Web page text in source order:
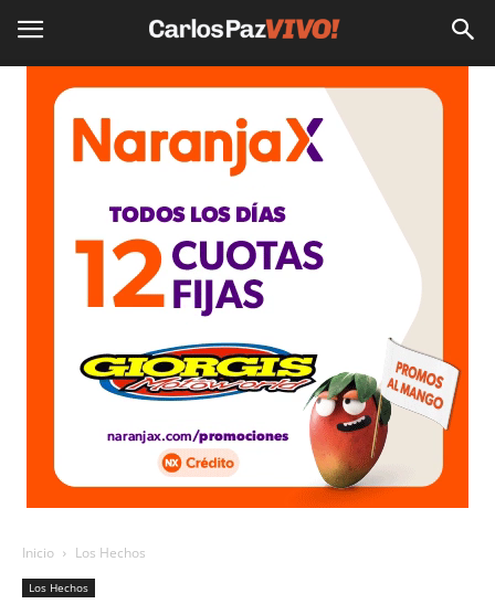
Inicio Los Hechos
Los Hechos